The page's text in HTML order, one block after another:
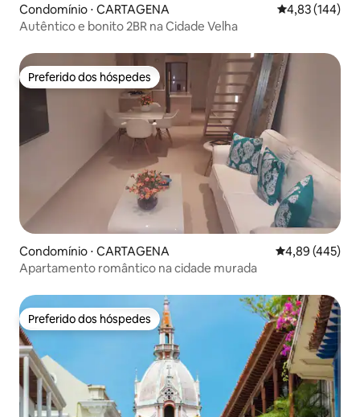
Condomínio ⋅ CARTAGENA 4,83 de uma
4,83 (144)
Autêntico e bonito 2BR na Cidade Velha
Preferido dos hóspedes
Preferido dos hóspedes
Condomínio ⋅ CARTAGENA 4,89 de uma
4,89 (445)
Apartamento romântico na cidade murada
Preferido dos hóspedes
Preferido dos hóspedes